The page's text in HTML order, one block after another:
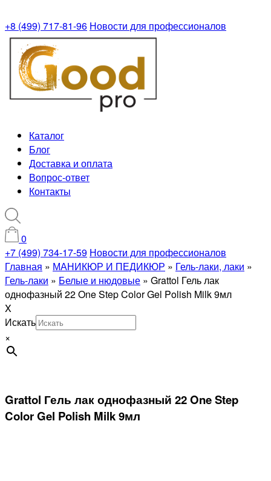
+8 (499) 717-81-96 Новости для профессионалов
Каталог
Блог
Доставка и оплата
Вопрос-ответ
Контакты
0
+7 (499) 734-17-59 Новости для профессионалов
Главная » МАНИКЮР И ПЕДИКЮР » Гель-лаки, лаки »
Гель-лаки » Белые и нюдовые » Grattol Гель лак
однофазный 22 One Step Color Gel Polish Milk 9мл
X
Искать
×
Grattol Гель лак однофазный 22 One Step
Color Gel Polish Milk 9мл